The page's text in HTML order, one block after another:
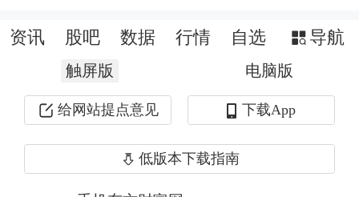
公积金的通知》进行了修订，第一
条“多子女家庭住房公积金贷款额度可
上浮”中删除了“多子女家庭住房公积金
才住房公积金支持政策不叠加使用。”
资讯 股吧 数据 行情 自选 导航
触屏版 电脑版
给网站提点意见 下载App
低版本下载指南